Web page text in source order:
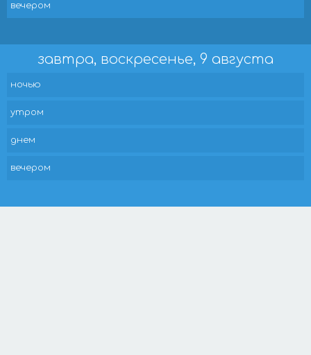
вечером
завтра, воскресенье, 9 августа
ночью
утром
днем
вечером